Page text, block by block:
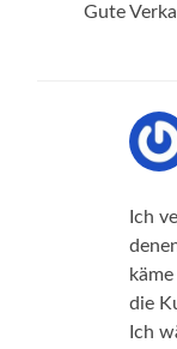
Gute
Ich
die
Ich